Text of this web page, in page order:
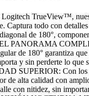
TrueView™,
Captura todo con
de 180°,
PANORAMA
de 180° garantiza
y sin perderte lo que
SUPERIOR: Con los
de alta calidad con
con nitidez, sin